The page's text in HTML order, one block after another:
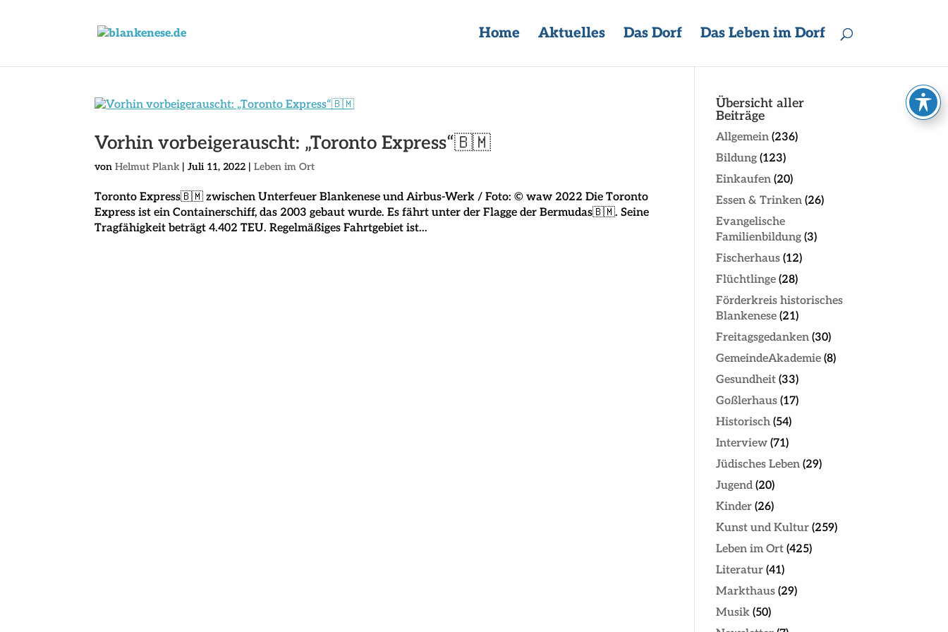
Home Aktuelles Das Dorf Das Leben im Dorf
Vorhin vorbeigerauscht: „Toronto Express“🇧🇲
vonHelmut Plank |Juli 11, 2022 |Leben im Ort
Toronto Express🇧🇲 zwischen Unterfeuer Blankenese und Airbus-Werk / Foto: © waw 2022 Die Toronto
Express ist ein Containerschiff, das 2003 gebaut wurde. Es fährt unter der Flagge der Bermudas🇧🇲. Seine
Tragfähigkeit beträgt 4.402 TEU. Regelmäßiges Fahrtgebiet ist...
Übersicht aller
Beiträge
Allgemein (236)
Bildung (123)
Einkaufen (20)
Essen & Trinken (26)
Evangelische
Familienbildung (3)
Fischerhaus (12)
Flüchtlinge (28)
Förderkreis historisches
Blankenese (21)
Freitagsgedanken (30)
GemeindeAkademie (8)
Gesundheit (33)
Goßlerhaus (17)
Historisch (54)
Interview (71)
Jüdisches Leben (29)
Jugend (20)
Kinder (26)
Kunst und Kultur (259)
Leben im Ort (425)
Literatur (41)
Markthaus (29)
Musik (50)